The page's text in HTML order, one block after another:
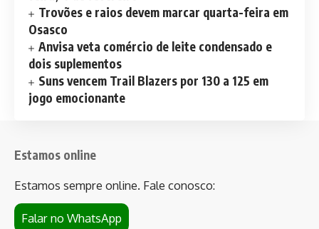
Trovões e raios devem marcar quarta-feira em
Osasco
Anvisa veta comércio de leite condensado e
dois suplementos
Suns vencem Trail Blazers por 130 a 125 em
jogo emocionante
Estamos online
Estamos sempre online. Fale conosco:
Falar no WhatsApp